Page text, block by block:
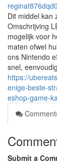
reginat876dqd0
Dit middel kan
Omschrijving
mogelijk voor
maten ofwel
ons Nintendo
snel, eenvoudig
https://
enige-beste-
eshop-game-
Submit a